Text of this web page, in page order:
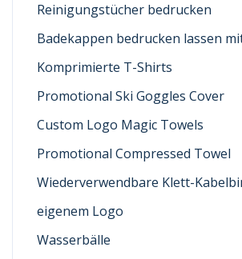
Reinigungstücher bedrucken
Badekappen bedrucken lassen
Komprimierte T-Shirts
Promotional Ski Goggles Cover
Custom Logo Magic Towels
Promotional Compressed Towel
Wiederverwendbare Klett-
eigenem Logo
Wasserbälle